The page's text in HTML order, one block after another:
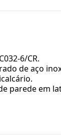
6/CR.
de aço
parede em